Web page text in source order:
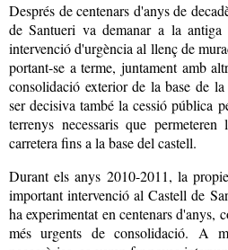
Després de centenars d'anys de
de Santueri va demanara la
intervenció d'urgència al llenç de
portant-se a terme, juntament amb
consolidació exterior de la base de
ser decisiva també la cessió pública
terrenys necessaris que
carretera fins a la base del castell.
Durant els anys 2010-2011, la
important intervenció al Castell de
ha experimentat en centenars d'anys,
més urgents de consolidació. A